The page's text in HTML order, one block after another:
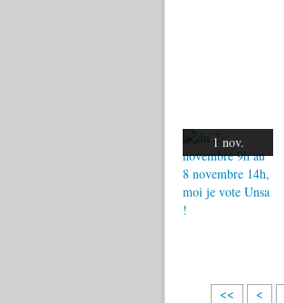
1 nov.
<< <